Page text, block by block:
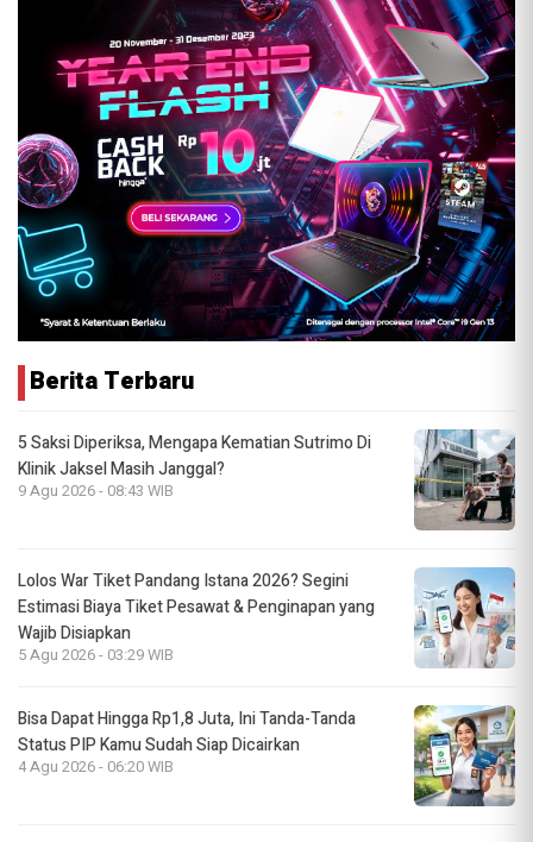
Berita Terbaru
5 Saksi Diperiksa, Mengapa Kematian Sutrimo Di
Klinik Jaksel Masih Janggal?
9 Agu 2026 - 08:43 WIB
Lolos War Tiket Pandang Istana 2026? Segini
Estimasi Biaya Tiket Pesawat & Penginapan yang
Wajib Disiapkan
5 Agu 2026 - 03:29 WIB
Bisa Dapat Hingga Rp1,8 Juta, Ini Tanda-Tanda
Status PIP Kamu Sudah Siap Dicairkan
4 Agu 2026 - 06:20 WIB